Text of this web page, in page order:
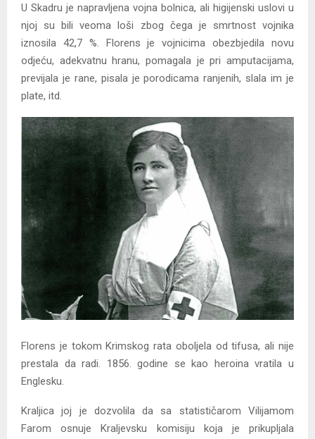
U Skadru je napravljena vojna bolnica, ali higijenski uslovi u
njoj su bili veoma loši zbog čega je smrtnost vojnika
iznosila 42,7 %. Florens je vojnicima obezbjedila novu
odjeću, adekvatnu hranu, pomagala je pri amputacijama,
previjala je rane, pisala je porodicama ranjenih, slala im je
plate, itd.
Florens je tokom Krimskog rata oboljela od tifusa, ali nije
prestala da radi. 1856. godine se kao heroina vratila u
Englesku.
Kraljica joj je dozvolila da sa statističarom Vilijamom
Farom osnuje Kraljevsku komisiju koja je prikupljala